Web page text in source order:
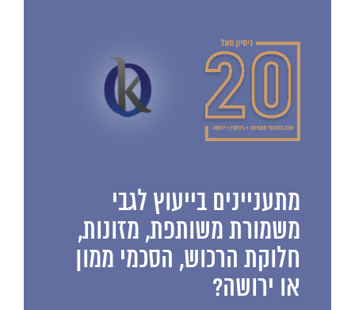
מתעניינים בייעוץ לגבי
משמורת משותפת, מזונות,
חלוקת הרכוש, הסכמי ממון
או ירושה?